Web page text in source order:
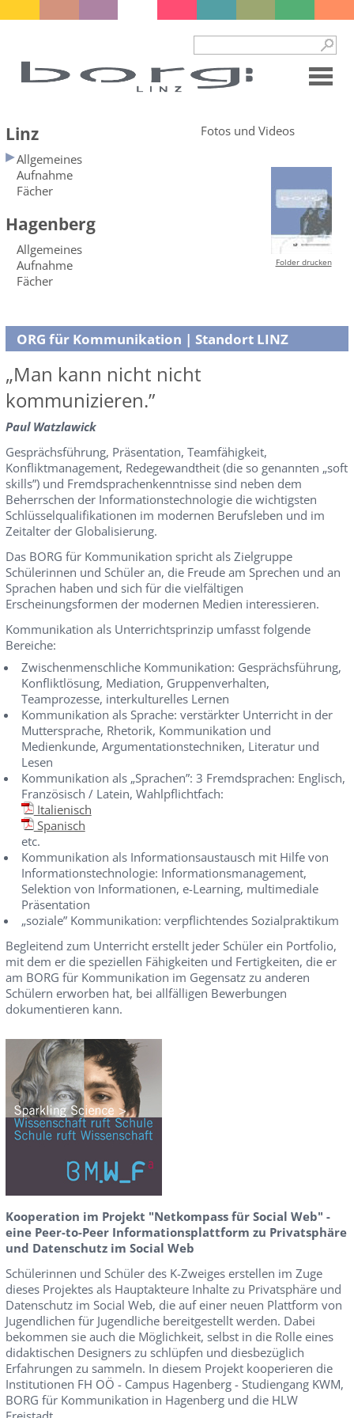
Linz
Allgemeines
Aufnahme
Fächer
Hagenberg
Allgemeines
Aufnahme
Fächer
Fotos und Videos
Folder drucken
ORG für Kommunikation | Standort LINZ
„Man kann nicht nicht
kommunizieren.”
Paul Watzlawick
Gesprächsführung, Präsentation, Teamfähigkeit,
Konfliktmanagement, Redegewandtheit (die so genannten „soft
skills”) und Fremdsprachenkenntnisse sind neben dem
Beherrschen der Informationstechnologie die wichtigsten
Schlüsselqualifikationen im modernen Berufsleben und im
Zeitalter der Globalisierung.
Das BORG für Kommunikation spricht als Zielgruppe
Schülerinnen und Schüler an, die Freude am Sprechen und an
Sprachen haben und sich für die vielfältigen
Erscheinungsformen der modernen Medien interessieren.
Kommunikation als Unterrichtsprinzip umfasst folgende
Bereiche:
Zwischenmenschliche Kommunikation: Gesprächsführung,
Konfliktlösung, Mediation, Gruppenverhalten,
Teamprozesse, interkulturelles Lernen
Kommunikation als Sprache: verstärkter Unterricht in der
Muttersprache, Rhetorik, Kommunikation und
Medienkunde, Argumentationstechniken, Literatur und
Lesen
Kommunikation als „Sprachen”: 3 Fremdsprachen: Englisch,
Französisch / Latein, Wahlpflichtfach:
Italienisch
Spanisch
etc.
Kommunikation als Informationsaustausch mit Hilfe von
Informationstechnologie: Informationsmanagement,
Selektion von Informationen, e-Learning, multimediale
Präsentation
„soziale” Kommunikation: verpflichtendes Sozialpraktikum
Begleitend zum Unterricht erstellt jeder Schüler ein Portfolio,
mit dem er die speziellen Fähigkeiten und Fertigkeiten, die er
am BORG für Kommunikation im Gegensatz zu anderen
Schülern erworben hat, bei allfälligen Bewerbungen
dokumentieren kann.
Kooperation im Projekt "Netkompass für Social Web" -
eine Peer-to-Peer Informationsplattform zu Privatsphäre
und Datenschutz im Social Web
Schülerinnen und Schüler des K-Zweiges erstellen im Zuge
dieses Projektes als Hauptakteure Inhalte zu Privatsphäre und
Datenschutz im Social Web, die auf einer neuen Plattform von
Jugendlichen für Jugendliche bereitgestellt werden. Dabei
bekommen sie auch die Möglichkeit, selbst in die Rolle eines
didaktischen Designers zu schlüpfen und diesbezüglich
Erfahrungen zu sammeln. In diesem Projekt kooperieren die
Institutionen FH OÖ - Campus Hagenberg - Studiengang KWM,
BORG für Kommunikation in Hagenberg und die HLW